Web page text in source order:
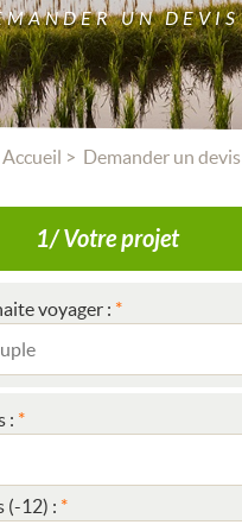
Accueil Demander un devis
UN DEVIS
1/ Votre projet
voyager :
:
(-12) :